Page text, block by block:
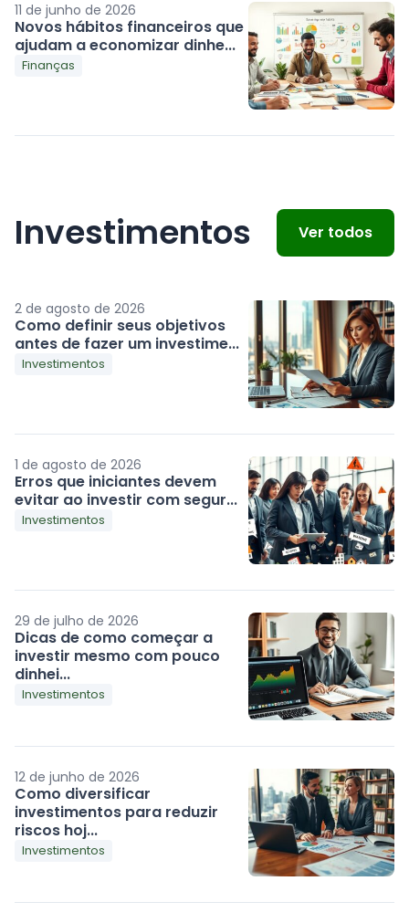
11 de junho de 2026
Novos hábitos financeiros que
ajudam a economizar dinhe...
Finanças
Investimentos Ver todos
2 de agosto de 2026
Como definir seus objetivos
antes de fazer um investime...
Investimentos
1 de agosto de 2026
Erros que iniciantes devem
evitar ao investir com segur...
Investimentos
29 de julho de 2026
Dicas de como começar a
investir mesmo com pouco
dinhei...
Investimentos
12 de junho de 2026
Como diversificar
investimentos para reduzir
riscos hoj...
Investimentos